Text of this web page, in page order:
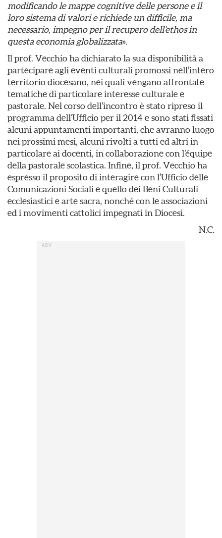
modificando le mappe cognitive delle persone e il
loro sistema di valori e richiede un difficile, ma
necessario, impegno per il recupero dell’ethos in
questa economia globalizzata».
Il prof. Vecchio ha dichiarato la sua disponibilità a
partecipare agli eventi culturali promossi nell’intero
territorio diocesano, nei quali vengano affrontate
tematiche di particolare interesse culturale e
pastorale. Nel corso dell’incontro è stato ripreso il
programma dell’Ufficio per il 2014 e sono stati fissati
alcuni appuntamenti importanti, che avranno luogo
nei prossimi mesi, alcuni rivolti a tutti ed altri in
particolare ai docenti, in collaborazione con l’équipe
della pastorale scolastica. Infine, il prof. Vecchio ha
espresso il proposito di interagire con l’Ufficio delle
Comunicazioni Sociali e quello dei Beni Culturali
ecclesiastici e arte sacra, nonché con le associazioni
ed i movimenti cattolici impegnati in Diocesi.
N.C.